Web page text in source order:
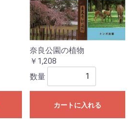
奈良公園の植物
￥1,208
数量
カートに入れる